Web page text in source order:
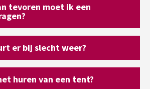
tevoren moet ik een
er bij slecht weer?
huren van een tent?